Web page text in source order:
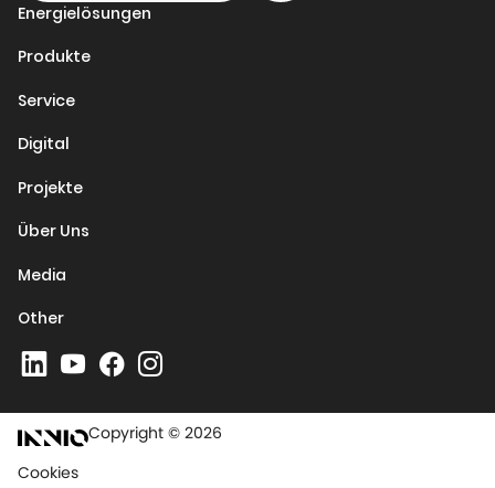
Energielösungen
Produkte
Service
Digital
Projekte
Über Uns
Media
Other
Copyright © 2026
Cookies